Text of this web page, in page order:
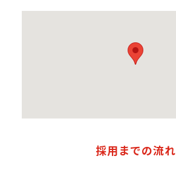
採用までの流れ